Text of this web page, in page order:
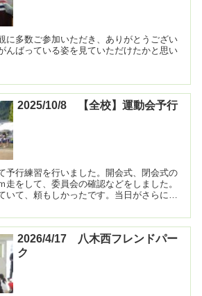
に多数ご参加いただき、ありがとうござい
んばっている姿を見ていただけたかと思い
2025/10/8 【全校】運動会予行
予行練習を行いました。開会式、閉会式の
走をして、委員会の確認などをしました。
いて、頼もしかったです。当日がさらに楽
2026/4/17 八木西フレンドパー
ク